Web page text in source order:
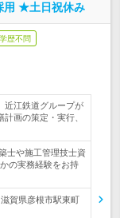
用 ★土日祝休み
学歴不問
近江鉄道グループが
画の策定・実行、
士や施工管理技士資
の実務経験をお持
賀県彦根市駅東町